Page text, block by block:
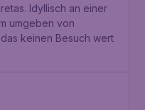
Idyllisch an einer
umgeben von
keinen Besuch wert